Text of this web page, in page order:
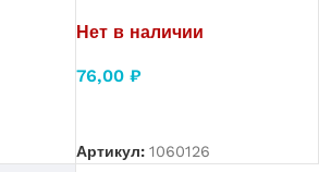
Нет в наличии
76,00 ₽
Артикул: 1060126